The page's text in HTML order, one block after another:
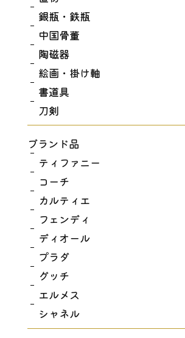
銀瓶・鉄瓶
中国骨董
陶磁器
絵画・掛け軸
書道具
刀剣
ブランド品
ティファニー
コーチ
カルティエ
フェンディ
ディオール
プラダ
グッチ
エルメス
シャネル